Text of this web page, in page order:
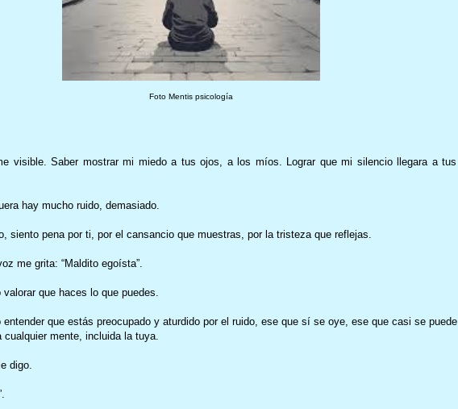
Foto Mentis psicología
visible. Saber mostrar mi miedo a tus ojos, a los míos. Lograr que mi silencio llegara a tus
hay mucho ruido, demasiado.
siento pena por ti, por el cansancio que muestras, por la tristeza que reflejas.
me grita: “Maldito egoísta”.
valorar que haces lo que puedes.
entender que estás preocupado y aturdido por el ruido, ese que sí se oye, ese que casi se puede
cualquier mente, incluida la tuya.
digo.